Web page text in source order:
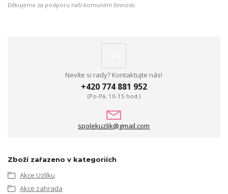
Děkujeme za podporu naší komunitní činnosti.
Nevíte si rady? Kontaktujte nás!
+420 774 881 952
(Po-Pá, 10-15 hod.)
spolekuzlik@gmail.com
Zboží zařazeno v kategoriích
Akce Uzlíku
Akce zahrada